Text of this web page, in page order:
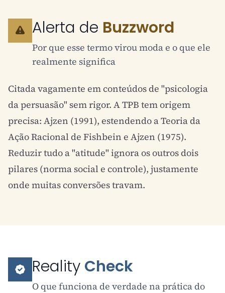
Alerta de Buzzword
Por que esse termo virou moda e o que ele
realmente significa
Citada vagamente em conteúdos de "psicologia
da persuasão" sem rigor. A TPB tem origem
precisa: Ajzen (1991), estendendo a Teoria da
Ação Racional de Fishbein e Ajzen (1975).
Reduzir tudo a "atitude" ignora os outros dois
pilares (norma social e controle), justamente
onde muitas conversões travam.
Reality Check
O que funciona de verdade na prática do